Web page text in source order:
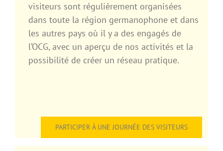
visiteurs sont régulièrement organisées
dans toute la région germanophone et dans
les autres pays où il y a des engagés de
l’OCG, avec un aperçu de nos activités et la
possibilité de créer un réseau pratique.
PARTICIPER À UNE JOURNÉE DES VISITEURS